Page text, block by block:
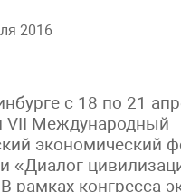
2016
с 18 по 21
VII Международный
экономический
«Диалог
рамках конгресса